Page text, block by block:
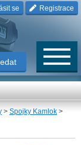
se Registrace
> Spojky Kamlok >